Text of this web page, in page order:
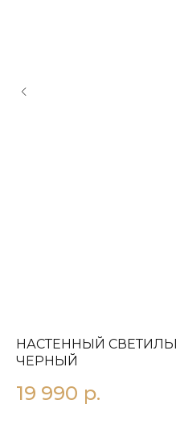
НАСТЕННЫЙ
ЧЕРНЫЙ
19 990 р.